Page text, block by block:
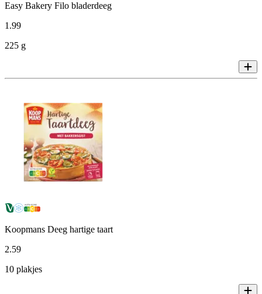
Easy Bakery Filo bladerdeeg
1.99
225 g
Koopmans Deeg hartige taart
2.59
10 plakjes